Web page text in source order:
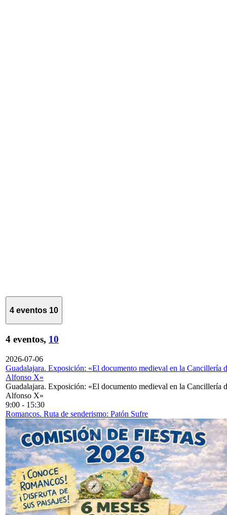
4 eventos 10
4 eventos, 10
2026-07-06
Guadalajara. Exposición: «El documento medieval en la Cancillería
Alfonso X»
Guadalajara. Exposición: «El documento medieval en la Cancillería
Alfonso X»
9:00 - 15:30
Romancos. Ruta de senderismo: Patón Sufre